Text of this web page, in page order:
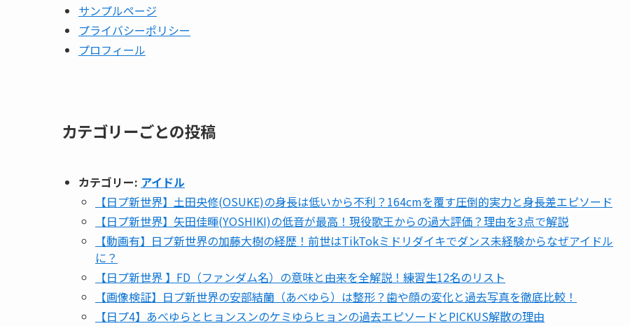
サンプルページ
プライバシーポリシー
プロフィール
カテゴリーごとの投稿
カテゴリー: アイドル
【日プ新世界】土田央修(OSUKE)の身長は低いから不利？164cmを覆す圧倒的実力と身長差エピソード
【日プ新世界】矢田佳暉(YOSHIKI)の低音が最高！現役歌王からの過大評価？理由を3点で解説
【動画有】日プ新世界の加藤大樹の経歴！前世はTikTokミドリダイキでダンス未経験からなぜアイドル
に？
【日プ新世界 】FD（ファンダム名）の意味と由来を全解説！練習生12名のリスト
【画像検証】日プ新世界の安部結蘭（あべゆら）は整形？歯や顔の変化と過去写真を徹底比較！
【日プ4】あべゆらとヒョンスンのケミゆらヒョンの過去エピソードとPICKUS解散の理由